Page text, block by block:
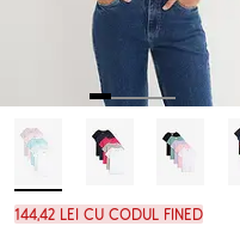
144,42 lei cu codul FINED